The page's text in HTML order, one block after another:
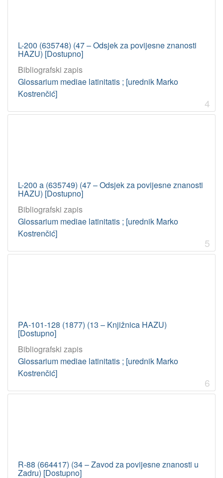
L-200 (635748) (47 – Odsjek za povijesne znanosti
HAZU) [Dostupno]
Bibliografski zapis
Glossarium mediae latinitatis ; [urednik Marko
Kostrenčić]
4
L-200 a (635749) (47 – Odsjek za povijesne znanosti
HAZU) [Dostupno]
Bibliografski zapis
Glossarium mediae latinitatis ; [urednik Marko
Kostrenčić]
5
PA-101-128 (1877) (13 – Knjižnica HAZU)
[Dostupno]
Bibliografski zapis
Glossarium mediae latinitatis ; [urednik Marko
Kostrenčić]
6
R-88 (664417) (34 – Zavod za povijesne znanosti u
Zadru) [Dostupno]